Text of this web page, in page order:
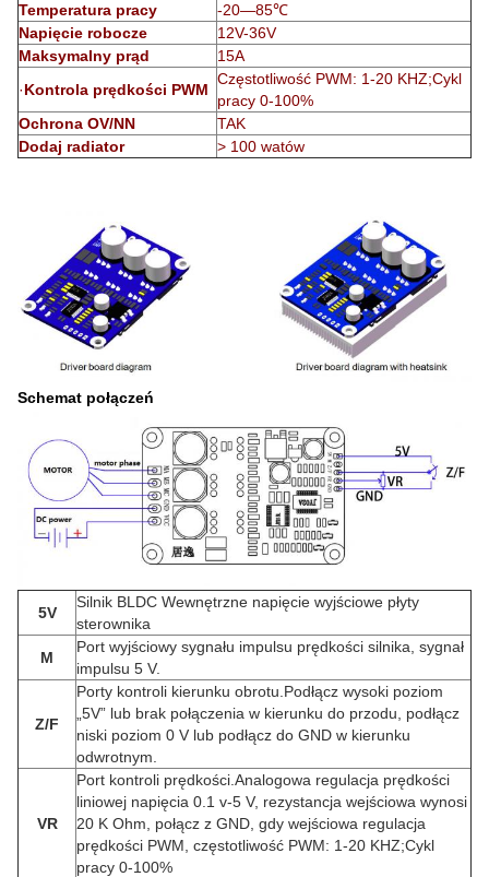
Temperatura pracy
-20—85℃
Napięcie robocze
12V-36V
Maksymalny prąd
15A
·Kontrola prędkości PWM
Częstotliwość PWM: 1-20 KHZ;Cykl
pracy 0-100%
Ochrona OV/NN
TAK
Dodaj radiator
> 100 watów
Schemat połączeń
5V
Silnik BLDC Wewnętrzne napięcie wyjściowe płyty
sterownika
M
Port wyjściowy sygnału impulsu prędkości silnika, sygnał
impulsu 5 V.
Z/F
Porty kontroli kierunku obrotu.Podłącz wysoki poziom
„5V” lub brak połączenia w kierunku do przodu, podłącz
niski poziom 0 V lub podłącz do GND w kierunku
odwrotnym.
VR
Port kontroli prędkości.Analogowa regulacja prędkości
liniowej napięcia 0.1 v-5 V, rezystancja wejściowa wynosi
20 K Ohm, połącz z GND, gdy wejściowa regulacja
prędkości PWM, częstotliwość PWM: 1-20 KHZ;Cykl
pracy 0-100%